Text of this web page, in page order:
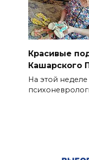
Красивые
Кашарского
На этой